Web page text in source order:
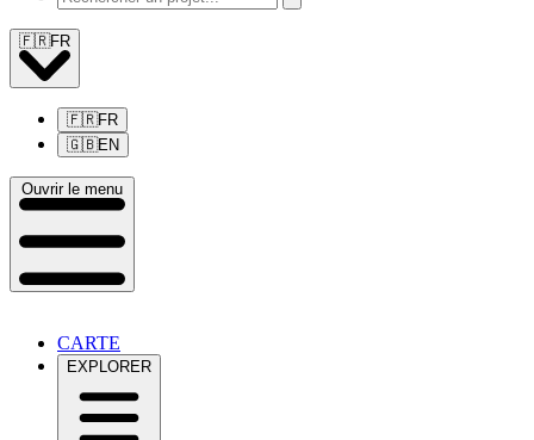
🇫🇷FR
🇫🇷FR
🇬🇧EN
Ouvrir le menu
CARTE
EXPLORER